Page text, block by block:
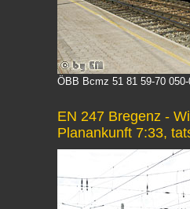
ÖBB Bcmz 51 81 59-70 050-
EN 247 Bregenz -
Planankunft 7:33,